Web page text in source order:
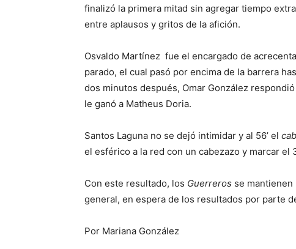
finalizó la primera mitad sin agregar tiempo
entre aplausos y gritos de la afición.
Osvaldo Martínez fue el encargado de
parado, el cual pasó por encima de la barrera
dos minutos después, Omar González
le ganó a Matheus Doria.
Santos Laguna no se dejó intimidar y al 56’ el
el esférico a la red con un cabezazo y marcar
Con este resultado, los Guerreros se
general, en espera de los resultados por parte
Por Mariana González